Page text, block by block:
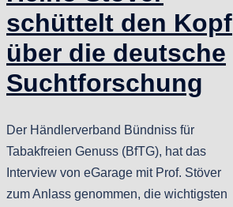
schüttelt den Kopf
über die deutsche
Suchtforschung
Der Händlerverband Bündniss für
Tabakfreien Genuss (BfTG), hat das
Interview von eGarage mit Prof. Stöver
zum Anlass genommen, die wichtigsten